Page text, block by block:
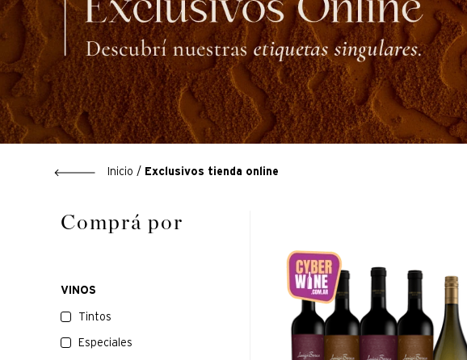
Exclusivos tienda online
Tintos
Especiales